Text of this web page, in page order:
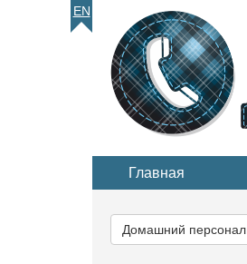
EN
Главная
категорию...
Домашний персонал